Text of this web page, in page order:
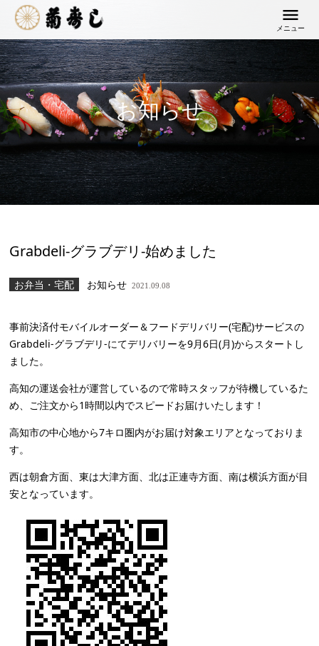
メニュー
お知らせ
Grabdeli-グラブデリ-始めました
お弁当・宅配 お知らせ 2021.09.08
事前決済付モバイルオーダー＆フードデリバリー(宅配)サービスの
Grabdeli-グラブデリ-にてデリバリーを9月6日(月)からスタートし
ました。
高知の運送会社が運営しているので常時スタッフが待機しているた
め、ご注文から1時間以内でスピードお届けいたします！
高知市の中心地から7キロ圏内がお届け対象エリアとなっておりま
す。
西は朝倉方面、東は大津方面、北は正連寺方面、南は横浜方面が目
安となっています。